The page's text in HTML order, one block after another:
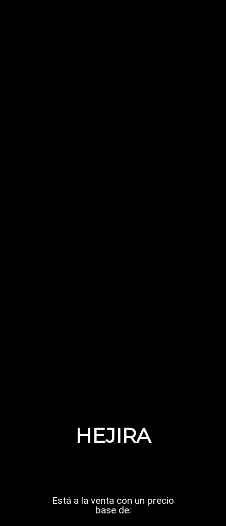
HEJIRA
Está a la venta con un precio
base de: